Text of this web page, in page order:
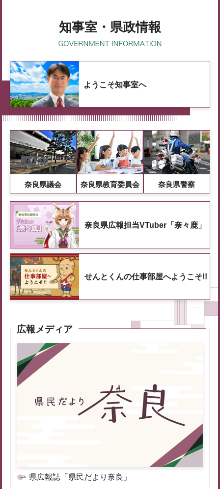
知事室・県政情報
ようこそ知事室へ
奈良県議会 奈良県教育委員会 奈良県警察
奈良県広報担当VTuber「奈々鹿」
せんとくんの仕事部屋へようこそ!!
広報メディア
県広報誌「県民だより奈良」